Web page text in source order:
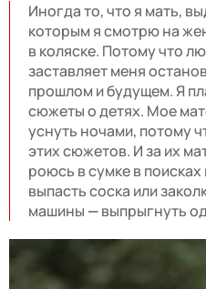
Иногда то, что я мать,
которым я смотрю на
в коляске. Потому что
заставляет меня
прошлом и будущем. Я
сюжеты о детях. Мое
уснуть ночами, потому
этих сюжетов. И за их
роюсь в сумке в
выпасть соска или
машины —выпрыгнуть